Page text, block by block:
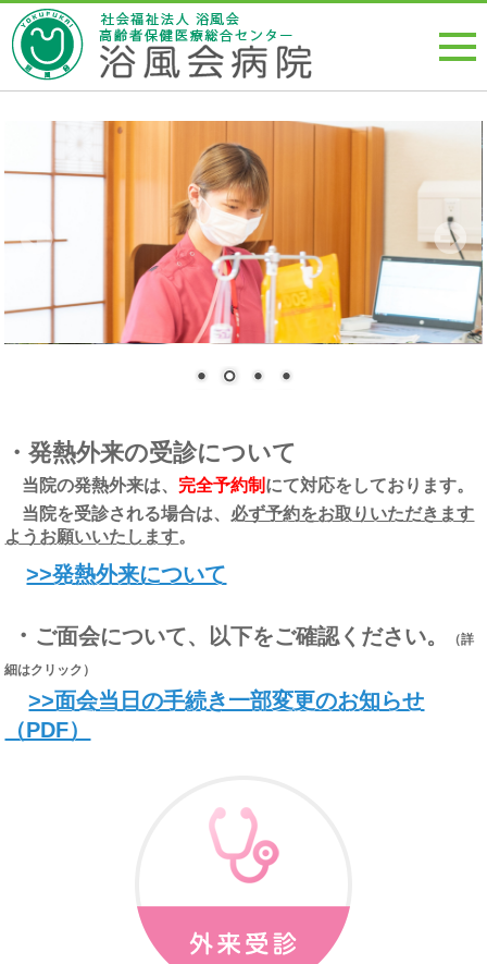
・発熱外来の受診について
当院の発熱外来は、 完全予約制 にて対応をしております。
当院を受診される場合は、 必ず予約をお取りいただきます
ようお願いいたします。
>>発熱外来について
・ ご面会について、以下をご確認ください。
（詳
細はクリック）
>>面会当日の手続き一部変更のお知らせ
（PDF）